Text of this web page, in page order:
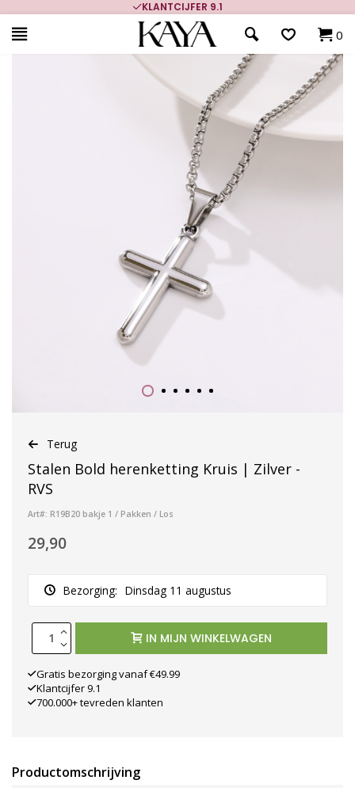
KLANTCIJFER 9.1
0
Terug
Stalen Bold herenketting Kruis | Zilver -
RVS
Art#: R19B20 bakje 1 / Pakken / Los
29,90
Bezorging: Dinsdag 11 augustus
IN MIJN WINKELWAGEN
Gratis bezorging vanaf €49.99
Klantcijfer 9.1
700.000+ tevreden klanten
Productomschrijving